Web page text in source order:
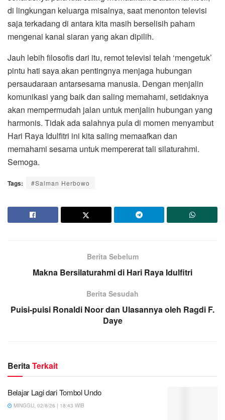
di lingkungan keluarga misalnya, saat menonton televisi
saja terkadang di antara kita masih berselisih paham
mengenai kanal siaran yang akan dipilih.
Jauh lebih filosofis dari itu, remot televisi telah ‘mengetuk’
pintu hati saya akan pentingnya menjaga hubungan
persaudaraan antarsesama manusia. Dengan menjalin
komunikasi yang baik dan saling memahami, setidaknya
akan mempermudah jalan untuk menjalin hubungan yang
harmonis. Tidak ada salahnya pula di momen menyambut
Hari Raya Idulfitri ini kita saling memaafkan dan
memahami sesama untuk mempererat tali silaturahmi.
Semoga.
Tags: #Salman Herbowo
Berita Sebelum
Makna Bersilaturahmi di Hari Raya Idulfitri
Berita Sesudah
Puisi-puisi Ronaldi Noor dan Ulasannya oleh Ragdi F.
Daye
BeritaTerkait
Belajar Lagi dari Tombol Undo
MINGGU, 02/8/26 | 18:43 WIB